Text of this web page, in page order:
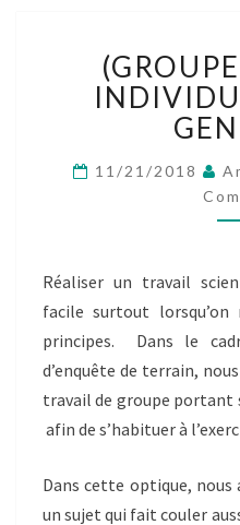
11/21/2018
Réaliser un travail
facile surtout
principes. Dans le
d’enquête de terrain,
travail de groupe
afin de s’habituer à
Dans cette optique,
un sujet qui fait couler